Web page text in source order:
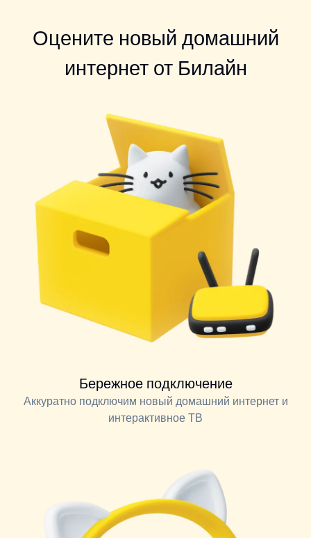
Оцените новый домашний
интернет от Билайн
Бережное подключение
Аккуратно подключим новый домашний интернет и
интерактивное ТВ